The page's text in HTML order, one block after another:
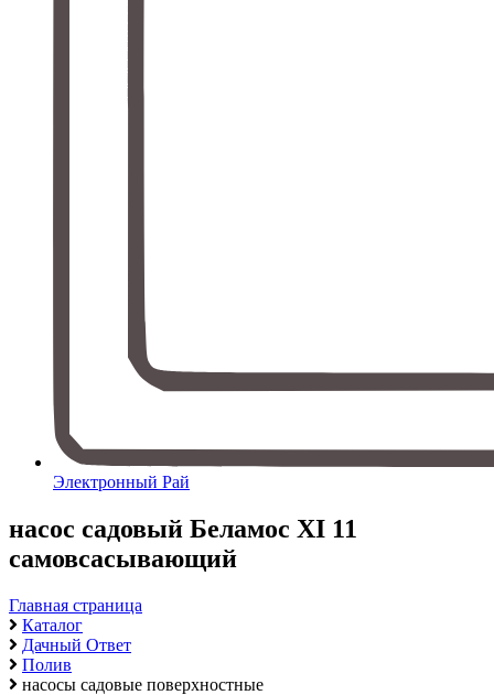
Электронный Рай
насос садовый Беламос XI 11
самовсасывающий
Главная страница
Каталог
Дачный Ответ
Полив
насосы садовые поверхностные